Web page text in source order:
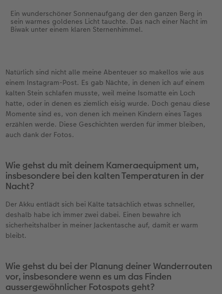
Ein wunderschöner Sonnenaufgang der den ganzen Berg in
sein warmes goldenes Licht tauchte. Das nach einer Nacht im
Biwak unter einem klaren Sternenhimmel.
Natürlich sind nicht alle meine Abenteuer so makellos wie aus
einem Instagram-Post. Es gab Nächte, in denen ich auf einem
kalten Stein schlafen musste, weil meine Isomatte ein Loch
hatte, oder in denen es ziemlich eisig wurde. Doch genau diese
Momente sind es, von denen ich meinen Kindern eines Tages
erzählen werde. Diese Geschichten werden für immer bleiben,
auch dank der Fotos.
Wie gehst du mit deinem Kameraequipment um,
insbesondere bei den kalten Temperaturen in der
Nacht?
Der Akku entlädt sich bei Kälte tatsächlich etwas schneller,
deshalb habe ich immer zwei dabei. Einen bewahre ich
sicherheitshalber in meiner Jackentasche auf, damit er warm
bleibt.
Wie gehst du bei der Planung deiner Wanderrouten
vor, insbesondere wenn es um das Finden
aussergewöhnlicher Fotospots geht?